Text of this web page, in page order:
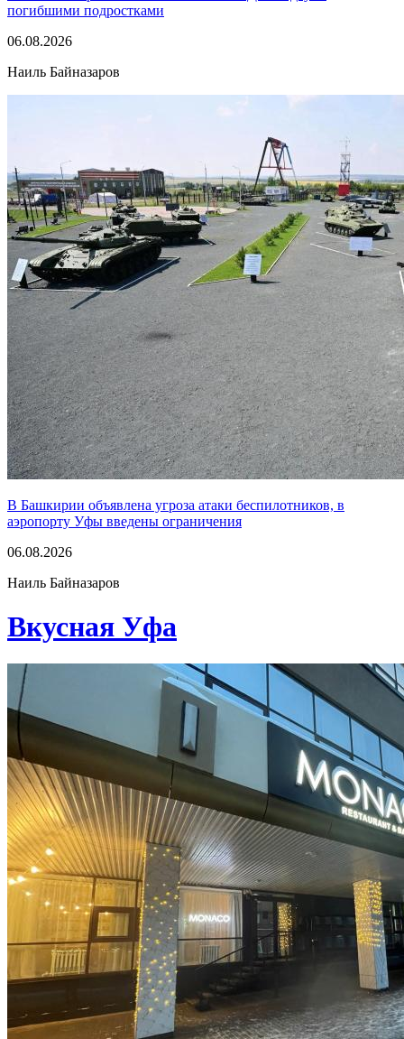
погибшими подростками
06.08.2026
Наиль Байназаров
В Башкирии объявлена угроза атаки беспилотников, в
аэропорту Уфы введены ограничения
06.08.2026
Наиль Байназаров
Вкусная Уфа